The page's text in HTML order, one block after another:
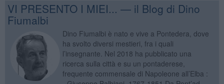
VI PRESENTO I MIEI... — il Blog di Dino
Fiumalbi
Dino Fiumalbi è nato e vive a Pontedera, dove
ha svolto diversi mestieri, fra i quali
l’insegnante. Nel 2018 ha pubblicato una
ricerca sulla città e su un pontaderese,
frequente commensale di Napoleone all’Elba :